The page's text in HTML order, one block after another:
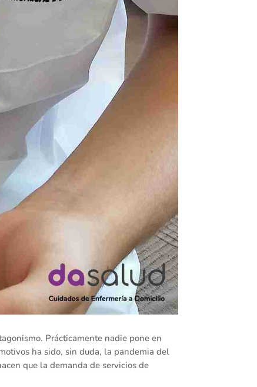
Prácticamente nadie pone en
ha sido, sin duda, la pandemia del
que la demanda de servicios de